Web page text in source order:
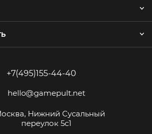
+7(495)155-44-40
hello@gamepult.net
Нижний Сусальный
переулок 5с1